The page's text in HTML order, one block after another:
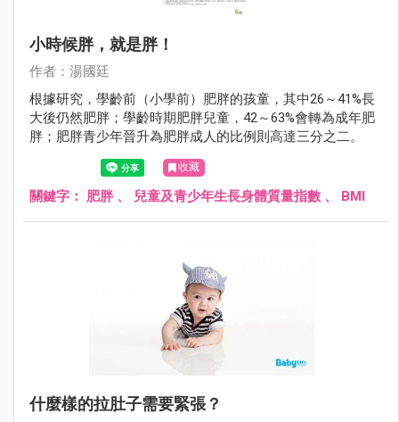
小時候胖，就是胖！
作者：湯國廷
根據研究，學齡前（小學前）肥胖的孩童，其中26～41%長
大後仍然肥胖；學齡時期肥胖兒童，42～63%會轉為成年肥
胖；肥胖青少年晉升為肥胖成人的比例則高達三分之二。
收藏
關鍵字： 肥胖、 兒童及青少年生長身體質量指數 、 BMI
什麼樣的拉肚子需要緊張？